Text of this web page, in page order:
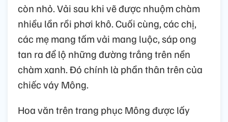
còn nhỏ. Vải sau khi vẽ được nhuộm chàm
nhiều lần rồi phơi khô. Cuối cùng, các chị,
các mẹ mang tấm vải mang luộc, sáp ong
tan ra để lộ những đường trắng trên nền
chàm xanh. Đó chính là phần thân trên của
chiếc váy Mông.
Hoa văn trên trang phục Mông được lấy